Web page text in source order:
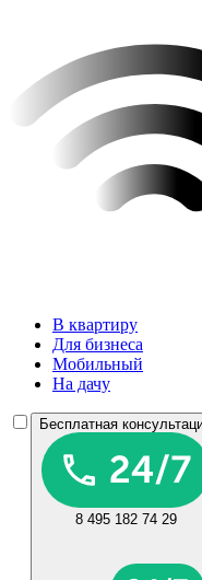
В квартиру
Для бизнеса
Мобильный
На дачу
Бесплатная
8 495 182 74 29